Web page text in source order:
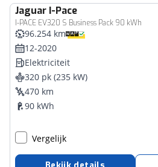
Jaguar I-Pace
I-PACE EV320 S Business Pack 90 kWh
96.254 km
12-2020
Elektriciteit
320 pk (235 kW)
470 km
90 kWh
Vergelijk